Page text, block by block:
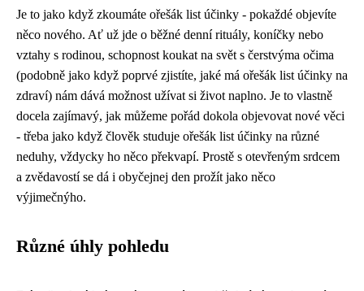
Je to jako když zkoumáte ořešák list účinky - pokaždé objevíte
něco nového. Ať už jde o běžné denní rituály, koníčky nebo
vztahy s rodinou, schopnost koukat na svět s čerstvýma očima
(podobně jako když poprvé zjistíte, jaké má ořešák list účinky na
zdraví) nám dává možnost užívat si život naplno. Je to vlastně
docela zajímavý, jak můžeme pořád dokola objevovat nové věci
- třeba jako když člověk studuje ořešák list účinky na různé
neduhy, vždycky ho něco překvapí. Prostě s otevřeným srdcem
a zvědavostí se dá i obyčejnej den prožít jako něco
výjimečnýho.
Různé úhly pohledu